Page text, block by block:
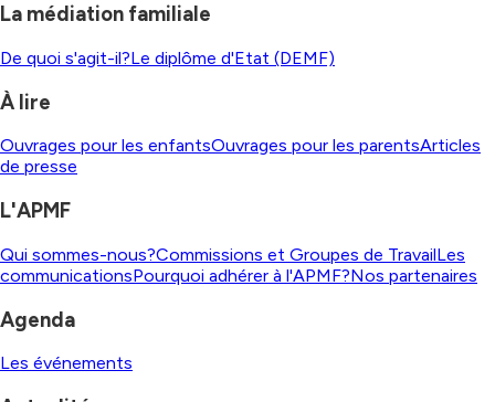
La médiation familiale
De quoi s'agit-il?Le diplôme d'Etat (DEMF)
À lire
Ouvrages pour les enfantsOuvrages pour les parentsArticles
de presse
L'APMF
Qui sommes-nous?Commissions et Groupes de TravailLes
communicationsPourquoi adhérer à l'APMF?Nos partenaires
Agenda
Les événements